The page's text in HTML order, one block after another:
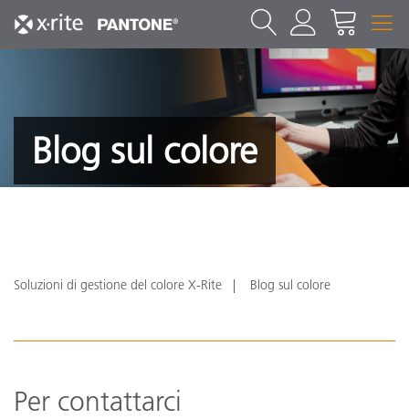
Blog sul colore
Soluzioni di gestione del colore X-Rite Blog sul colore
Per contattarci